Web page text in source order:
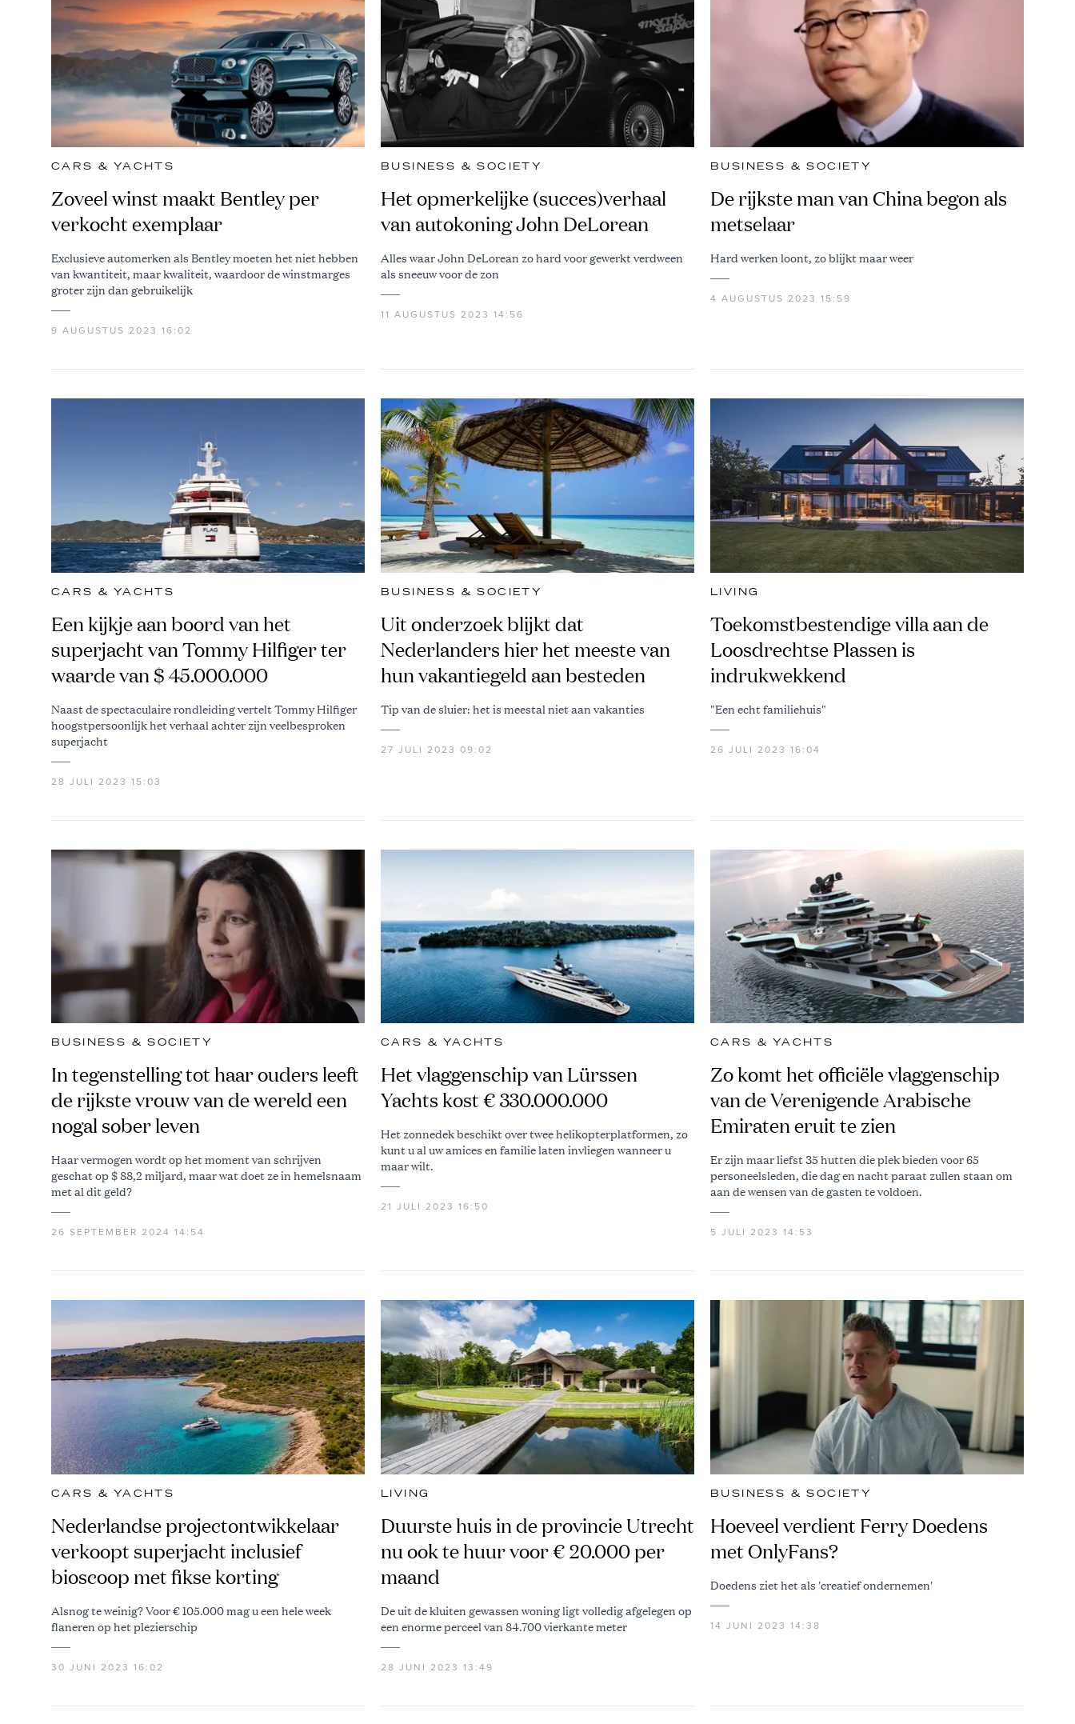
CARS & YACHTS
Zoveel winst maakt Bentley per
verkocht exemplaar
Exclusieve automerken als Bentley moeten het niet hebben
van kwantiteit, maar kwaliteit, waardoor de winstmarges
groter zijn dan gebruikelijk
9 AUGUSTUS 2023 16:02
BUSINESS & SOCIETY
Het opmerkelijke (succes)verhaal
van autokoning John DeLorean
Alles waar John DeLorean zo hard voor gewerkt verdween
als sneeuw voor de zon
11 AUGUSTUS 2023 14:56
BUSINESS & SOCIETY
De rijkste man van China begon als
metselaar
Hard werken loont, zo blijkt maar weer
4 AUGUSTUS 2023 15:59
CARS & YACHTS
Een kijkje aan boord van het
superjacht van Tommy Hilfiger ter
waarde van $ 45.000.000
Naast de spectaculaire rondleiding vertelt Tommy Hilfiger
hoogstpersoonlijk het verhaal achter zijn veelbesproken
superjacht
28 JULI 2023 15:03
BUSINESS & SOCIETY
Uit onderzoek blijkt dat
Nederlanders hier het meeste van
hun vakantiegeld aan besteden
Tip van de sluier: het is meestal niet aan vakanties
27 JULI 2023 09:02
LIVING
Toekomstbestendige villa aan de
Loosdrechtse Plassen is
indrukwekkend
"Een echt familiehuis"
26 JULI 2023 16:04
BUSINESS & SOCIETY
In tegenstelling tot haar ouders leeft
de rijkste vrouw van de wereld een
nogal sober leven
Haar vermogen wordt op het moment van schrijven
geschat op $ 88,2 miljard, maar wat doet ze in hemelsnaam
met al dit geld?
26 SEPTEMBER 2024 14:54
CARS & YACHTS
Het vlaggenschip van Lürssen
Yachts kost € 330.000.000
Het zonnedek beschikt over twee helikopterplatformen, zo
kunt u al uw amices en familie laten invliegen wanneer u
maar wilt.
21 JULI 2023 16:50
CARS & YACHTS
Zo komt het officiële vlaggenschip
van de Verenigende Arabische
Emiraten eruit te zien
Er zijn maar liefst 35 hutten die plek bieden voor 65
personeelsleden, die dag en nacht paraat zullen staan om
aan de wensen van de gasten te voldoen.
5 JULI 2023 14:53
CARS & YACHTS
Nederlandse projectontwikkelaar
verkoopt superjacht inclusief
bioscoop met fikse korting
Alsnog te weinig? Voor € 105.000 mag u een hele week
flaneren op het plezierschip
30 JUNI 2023 16:02
LIVING
Duurste huis in de provincie Utrecht
nu ook te huur voor € 20.000 per
maand
De uit de kluiten gewassen woning ligt volledig afgelegen op
een enorme perceel van 84.700 vierkante meter
28 JUNI 2023 13:49
BUSINESS & SOCIETY
Hoeveel verdient Ferry Doedens
met OnlyFans?
Doedens ziet het als 'creatief ondernemen'
14 JUNI 2023 14:38